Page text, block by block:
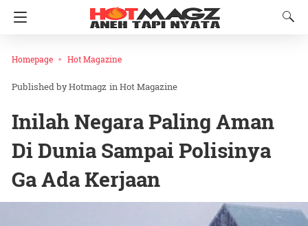
Homepage Hot Magazine
Hotmagz inHot Magazine
Inilah Negara Paling Aman
Di Dunia Sampai Polisinya
Ga Ada Kerjaan